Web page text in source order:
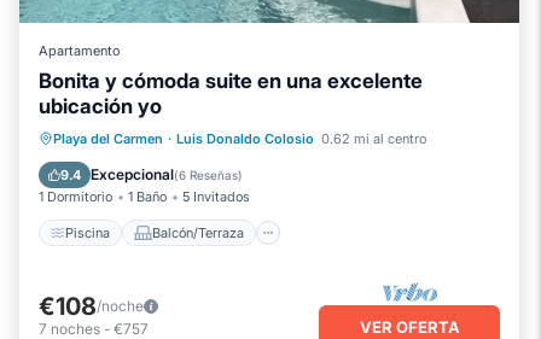
Apartamento
Bonita y cómoda suite en una excelente
ubicación yo
Playa del Carmen · Luis Donaldo Colosio 0.62 mi al centro
9.4 Excepcional(6 Reseñas)
1 Dormitorio 1 Baño 5 Invitados
Piscina Balcón/Terraza
Piscina Balcón/Terraza
Cocina
Aire acondicionado
€108/noche
7 noches - €757 VER OFERTA